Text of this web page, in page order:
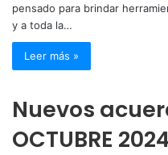
pensado para brindar
y a toda la…
Leer más »
Nuevos
OCTUBRE